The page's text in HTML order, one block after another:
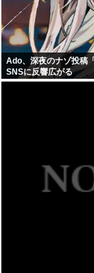
Ado、深夜のナゾ投稿
SNSに反響広がる